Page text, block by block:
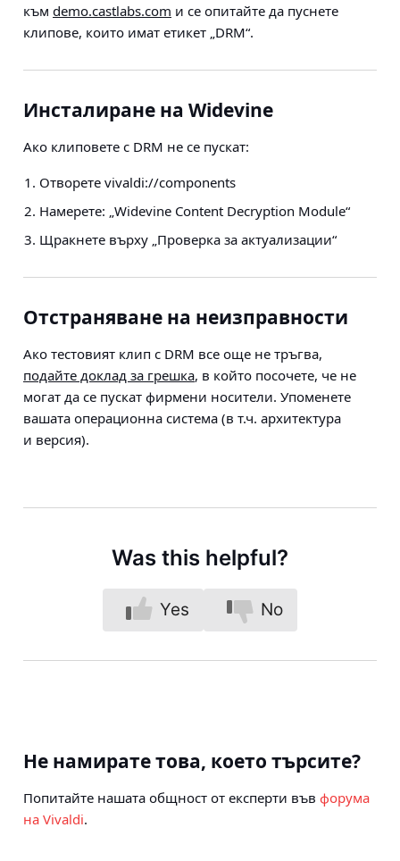
към demo.castlabs.com и се опитайте да пуснете
клипове, които имат етикет „DRM“.
Инсталиране на Widevine
Ако клиповете с DRM не се пускат:
Отворете vivaldi://components
Намерете: „Widevine Content Decryption Module“
Щракнете върху „Проверка за актуализации“
Отстраняване на неизправности
Ако тестовият клип с DRM все още не тръгва,
подайте доклад за грешка, в който посочете, че не
могат да се пускат фирмени носители. Упоменете
вашата операционна система (в т.ч. архитектура
и версия).
Was this helpful?
Yes No
Не намирате това, което търсите?
Попитайте нашата общност от експерти във форума
на Vivaldi.